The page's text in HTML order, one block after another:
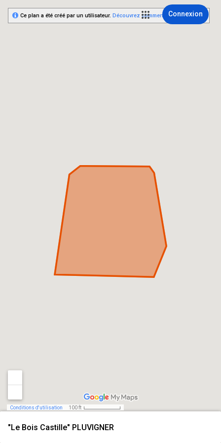
Connexion
"Le Bois Castille" PLUVIGNER
Conditions d'utilisation 100 ft
Ce plan a été créé par un utilisateur. Découvrez comment créer le vôtre.